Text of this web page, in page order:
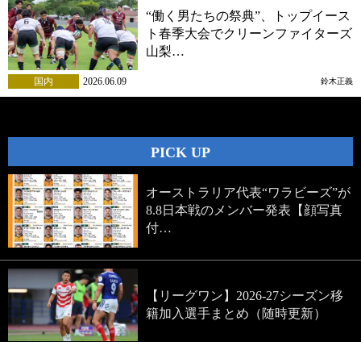
“働く男たちの祭典”、トップイース
ト春季大会でクリーンファイターズ
山梨…
国内 2026.06.09 鈴木正義
PICK UP
オーストラリア代表“ワラビーズ”が
8.8日本戦のメンバー発表【顔写真
付…
【リーグワン】2026-27シーズン移
籍加入選手まとめ（随時更新）